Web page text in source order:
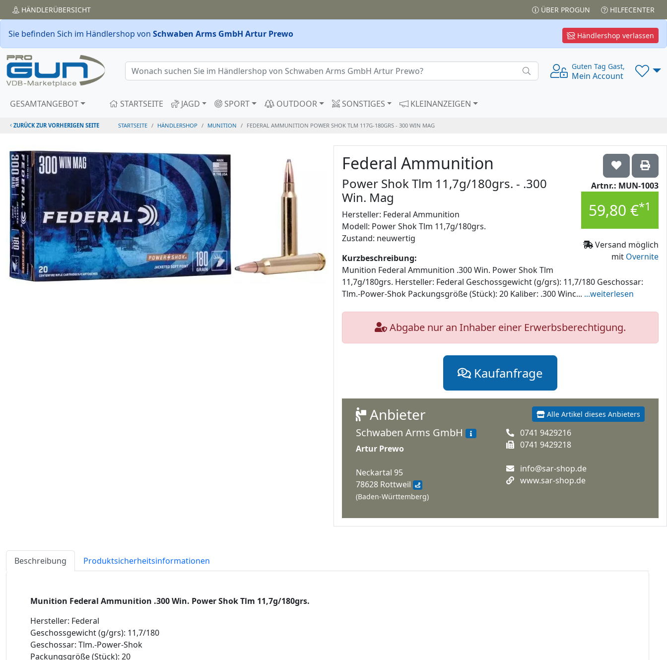
HÄNDLERÜBERSICHT ÜBER PROGUN HILFECENTER
Händlershop verlassen
Sie befinden Sich im Händlershop von Schwaben Arms GmbH Artur Prewo
Guten Tag Gast,
Mein Account
GESAMTANGEBOT STARTSEITE JAGD SPORT OUTDOOR SONSTIGES KLEINANZEIGEN
ZURÜCK ZUR VORHERIGEN SEITE STARTSEITE HÄNDLERSHOP MUNITION FEDERAL AMMUNITION POWER SHOK TLM 117G-180GRS - 300 WIN MAG
Artnr.: MUN-1003
59,80 €*1
Versand möglich
mit Overnite
Federal Ammunition
Power Shok Tlm 11,7g/180grs. - .300
Win. Mag
Hersteller: Federal Ammunition
Modell: Power Shok Tlm 11,7g/180grs.
Zustand: neuwertig
Kurzbeschreibung:
Munition Federal Ammunition .300 Win. Power Shok Tlm
11,7g/180grs. Hersteller: Federal Geschossgewicht (g/grs): 11,7/180 Geschossar:
Tlm.-Power-Shok Packungsgröße (Stück): 20 Kaliber: .300 Winc... ...weiterlesen
Abgabe nur an Inhaber einer Erwerbsberechtigung.
Kaufanfrage
Alle Artikel dieses Anbieters
Anbieter
Schwaben Arms GmbH
Artur Prewo
Neckartal 95
78628 Rottweil
(Baden-Württemberg)
0741 9429216
0741 9429218
info@sar-shop.de
www.sar-shop.de
Beschreibung Produktsicherheitsinformationen
Munition Federal Ammunition .300 Win. Power Shok Tlm 11,7g/180grs.
Hersteller: Federal
Geschossgewicht (g/grs): 11,7/180
Geschossar: Tlm.-Power-Shok
Packungsgröße (Stück): 20